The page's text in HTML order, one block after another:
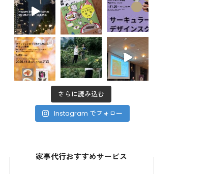
さらに読み込む
Instagram でフォロー
家事代行おすすめサービス